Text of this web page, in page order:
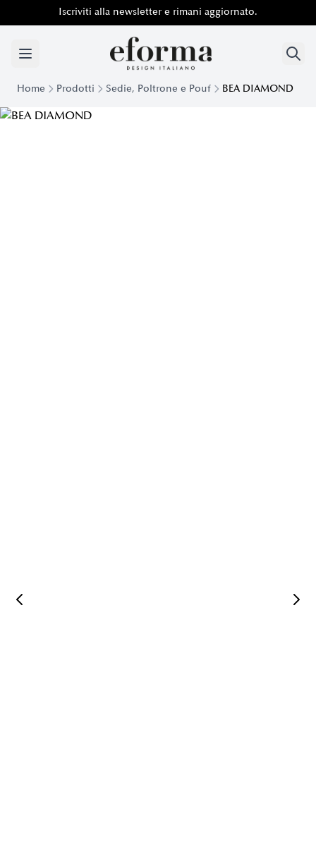
Iscriviti alla newsletter e rimani aggiornato.
Home Prodotti Sedie, Poltrone e Pouf BEA DIAMOND
Sedia Minimale Bea Diamond | Eforma